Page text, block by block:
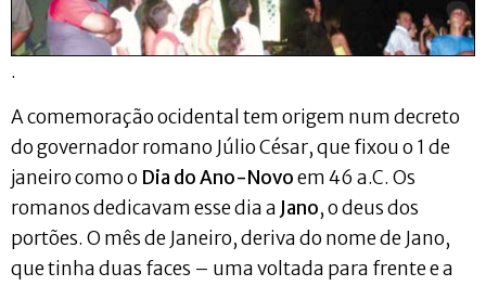
.
A comemoração ocidental tem origem num decreto
do governador romano Júlio César, que fixou o 1 de
janeiro como o Dia do Ano-Novoem 46 a.C. Os
romanos dedicavam esse dia a Jano, o deus dos
portões. O mês de Janeiro, deriva do nome de Jano,
que tinha duas faces – uma voltada para frente e a